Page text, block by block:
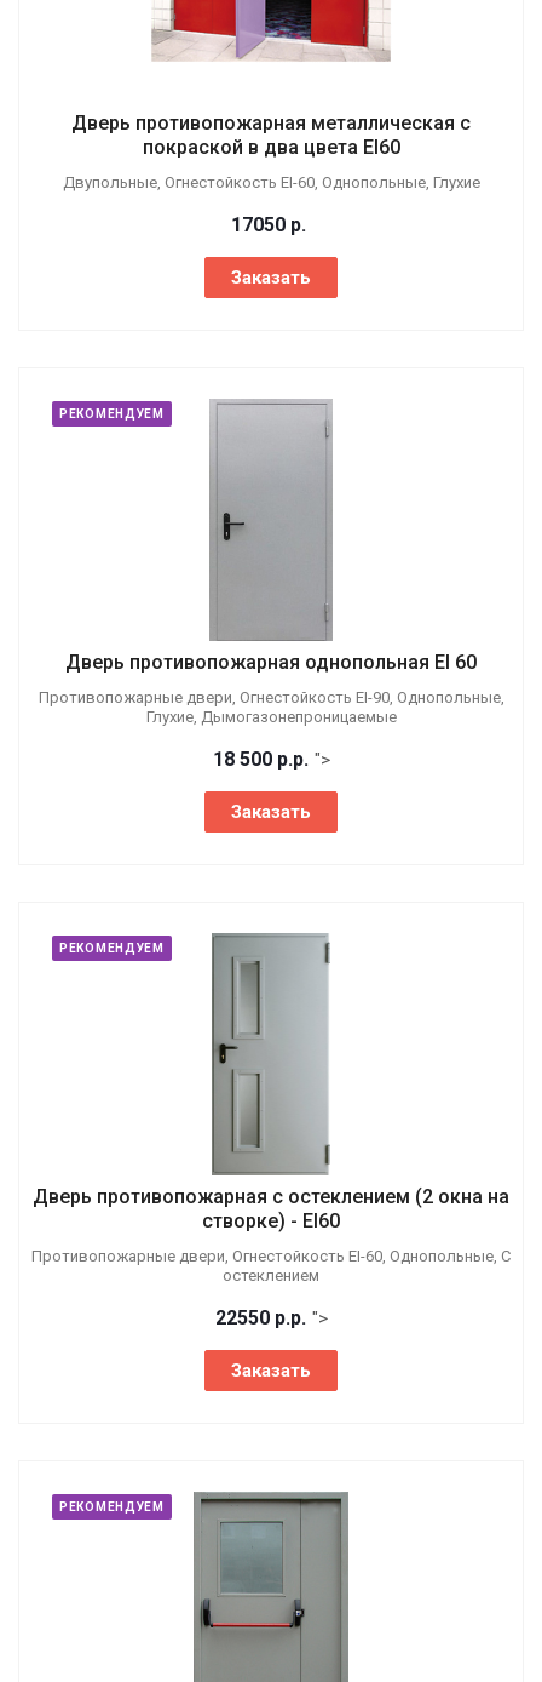
Дверь противопожарная металлическая с
покраской в два цвета EI60
Двупольные, Огнестойкость EI-60, Однопольные, Глухие
17050 р.
Заказать
РЕКОМЕНДУЕМ
Дверь противопожарная однопольная EI 60
Противопожарные двери, Огнестойкость EI-90, Однопольные,
Глухие, Дымогазонепроницаемые
18 500 р.р. ">
Заказать
РЕКОМЕНДУЕМ
Дверь противопожарная с остеклением (2 окна на
створке) - EI60
Противопожарные двери, Огнестойкость EI-60, Однопольные, С
остеклением
22550 р.р. ">
Заказать
РЕКОМЕНДУЕМ